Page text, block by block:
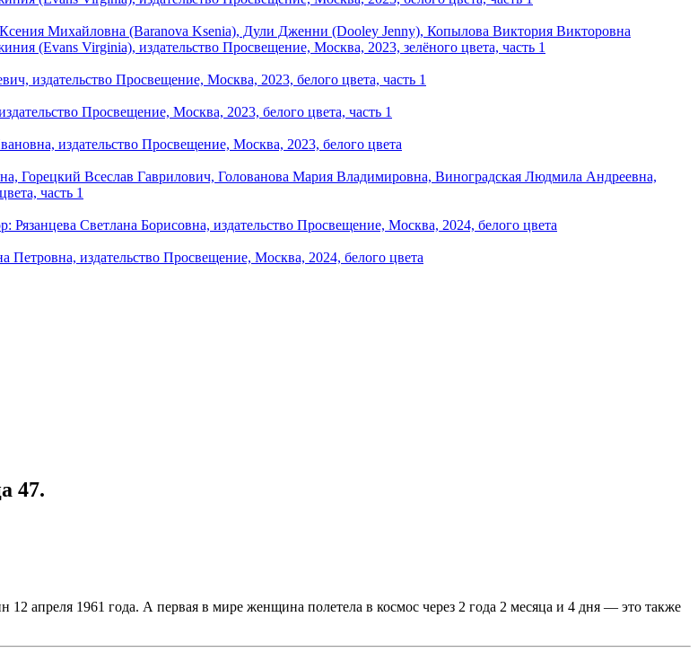
47.
апреля 1961 года. А первая в мире женщина полетела в космос через 2 года 2 месяца и 4 дня — это также